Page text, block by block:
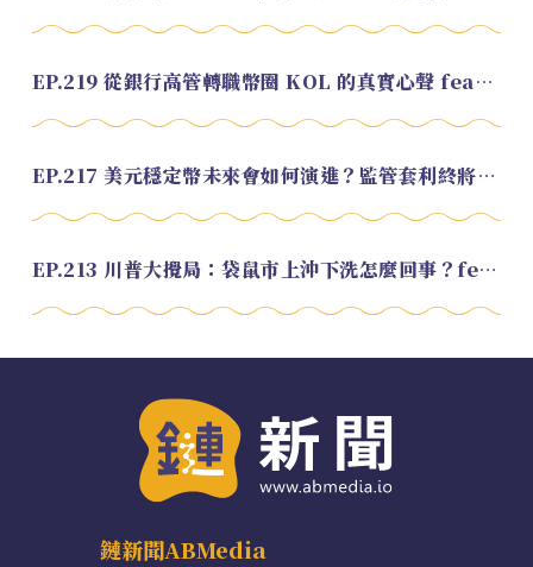
EP.219 從銀行高管轉職幣圈 KOL 的真實心聲 feat.龜大
EP.217 美元穩定幣未來會如何演進？監管套利終將收斂？feat. 研究員 余哲安
EP.213 川普大攪局：袋鼠市上沖下洗怎麼回事？feat. Alvin
鏈新聞ABMedia